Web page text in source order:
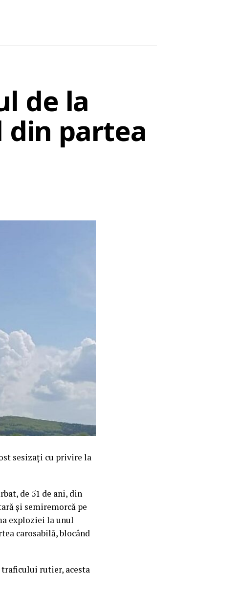
de la
din partea
sesizați cu privire la
de 51 de ani, din
și semiremorcă pe
exploziei la unul
carosabilă, blocând
rutier, acesta